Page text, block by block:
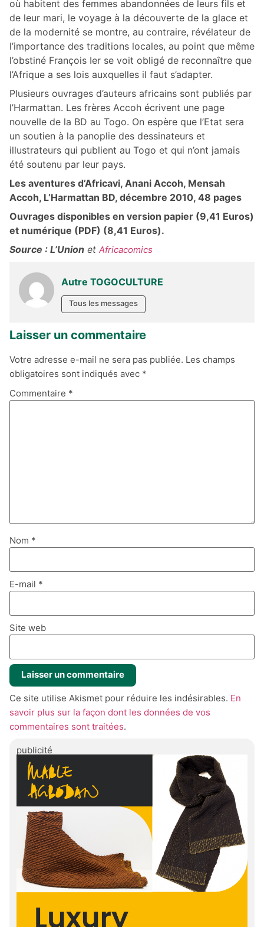
où habitent des femmes abandonnées de leurs fils et
de leur mari, le voyage à la découverte de la glace et
de la modernité se montre, au contraire, révélateur de
l’importance des traditions locales, au point que même
l’obstiné François Ier se voit obligé de reconnaître que
l’Afrique a ses lois auxquelles il faut s’adapter.
Plusieurs ouvrages d’auteurs africains sont publiés par
l’Harmattan. Les frères Accoh écrivent une page
nouvelle de la BD au Togo. On espère que l’Etat sera
un soutien à la panoplie des dessinateurs et
illustrateurs qui publient au Togo et qui n’ont jamais
été soutenu par leur pays.
Les aventures d’Africavi, Anani Accoh, Mensah
Accoh, L’Harmattan BD, décembre 2010, 48 pages
Ouvrages disponibles en version papier (9,41 Euros)
et numérique (PDF) (8,41 Euros).
Source : L’Union et Africacomics
Autre TOGOCULTURE
Tous les messages
Laisser un commentaire
Votre adresse e-mail ne sera pas publiée. Les champs
obligatoires sont indiqués avec *
Commentaire *
Nom *
E-mail *
Site web
Ce site utilise Akismet pour réduire les indésirables. En
savoir plus sur la façon dont les données de vos
commentaires sont traitées.
publicité